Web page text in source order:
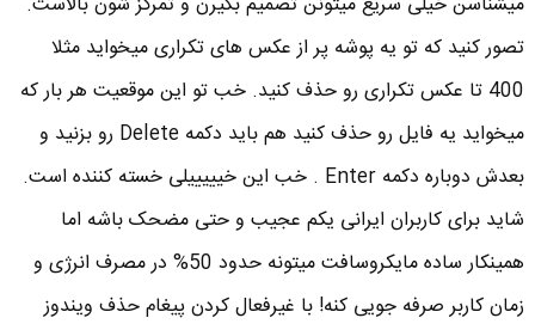
تصور کنید که تو یه پوشه پر از عکس های تکراری میخواید مثلا
400 تا عکس تکراری رو حذف کنید. خب تو این موقعیت هر بار که
میخواید یه فایل رو حذف کنید هم باید دکمه Delete رو بزنید و
بعدش دوباره دکمه Enter . خب این خیییییلی خسته کننده است.
شاید برای کاربران ایرانی یکم عجیب و حتی مضحک باشه اما
همینکار ساده مایکروسافت میتونه حدود 50% در مصرف انرژی و
زمان کاربر صرفه جویی کنه! با غیرفعال کردن پیغام حذف ویندوز